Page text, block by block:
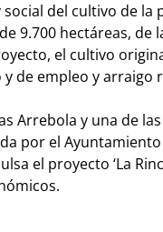
social del cultivo de la
9.700 hectáreas, de
el cultivo
de empleo y arraigo
Arrebola y una de
por el Ayuntamiento
el proyecto ‘La